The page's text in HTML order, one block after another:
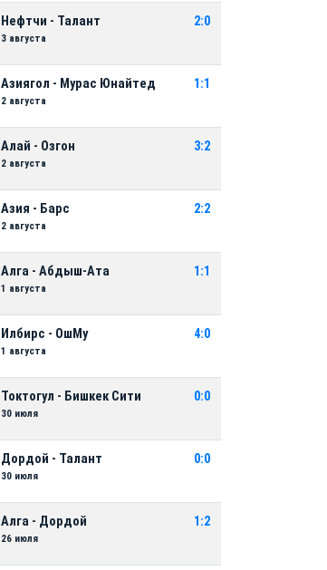
Нефтчи - Талант
3 августа
2:0
Азиягол - Мурас Юнайтед
2 августа
1:1
Алай - Озгон
2 августа
3:2
Азия - Барс
2 августа
2:2
Алга - Абдыш-Ата
1 августа
1:1
Илбирс - ОшМу
1 августа
4:0
Токтогул - Бишкек Сити
30 июля
0:0
Дордой - Талант
30 июля
0:0
Алга - Дордой
26 июля
1:2